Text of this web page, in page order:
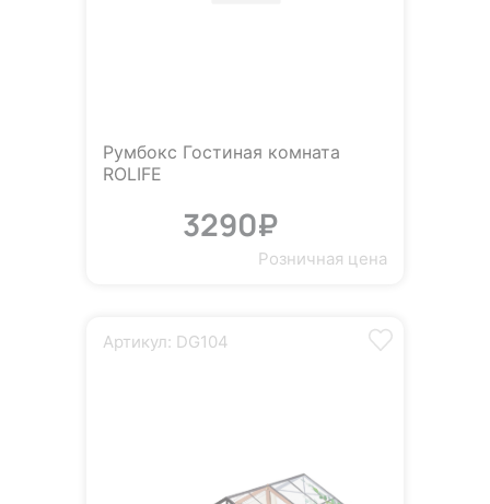
Румбокс Гостиная комната
ROLIFE
3290₽
Розничная цена
Артикул: DG104